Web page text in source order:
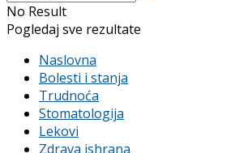
No Result
Pogledaj sve rezultate
Naslovna
Bolesti i stanja
Trudnoća
Stomatologija
Lekovi
Zdrava ishrana